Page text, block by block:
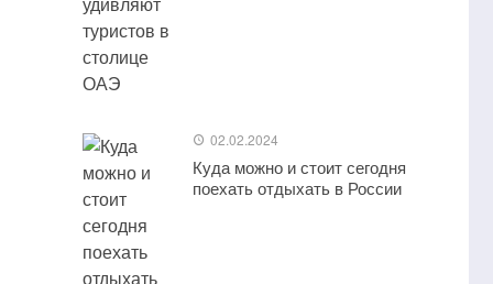
02.02.2024
Куда можно и стоит сегодня
поехать отдыхать в России